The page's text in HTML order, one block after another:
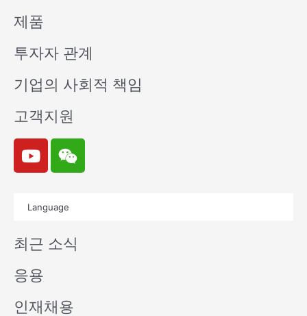
제품
투자자 관계
기업의 사회적 책임
고객지원
Y
o
u
e
W
e
i
n
Language
최근 소식
응용
인재채용